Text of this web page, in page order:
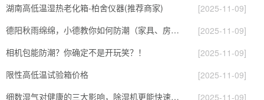
湖南高低温湿热老化箱-柏舍仪器(推荐商家)
[2025-11-09]
德阳秋雨绵绵，小德教你如何防潮（家具、房屋、汽车..）
[2025-11-09]
相机包能防潮？你确定不是开玩笑？！
[2025-11-09]
限性高低温试验箱价格
[2025-11-09]
细数湿气对健康的三大影响，除湿机更能快速除湿
[2025-11-09]